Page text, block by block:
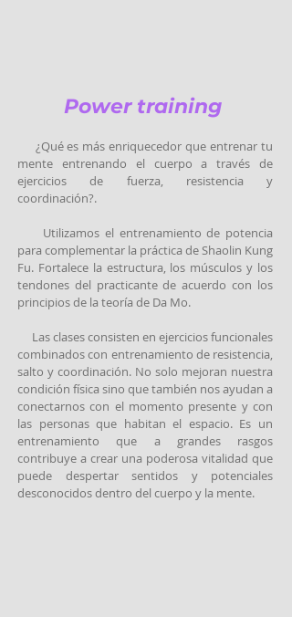
Power training
¿Qué es más enriquecedor que entrenar tu
mente entrenando el cuerpo a través de
ejercicios de fuerza, resistencia y
coordinación?.
Utilizamos el entrenamiento de potencia
para complementar la práctica de Shaolin Kung
Fu. Fortalece la estructura, los músculos y los
tendones del practicante de acuerdo con los
principios de la teoría de Da Mo.
Las clases consisten en ejercicios funcionales
combinados con entrenamiento de resistencia,
salto y coordinación. No solo mejoran nuestra
condición física sino que también nos ayudan a
conectarnos con el momento presente y con
las personas que habitan el espacio. Es un
entrenamiento que a grandes rasgos
contribuye a crear una poderosa vitalidad que
puede despertar sentidos y potenciales
desconocidos dentro del cuerpo y la mente.